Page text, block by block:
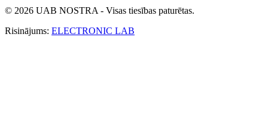
© 2026 UAB NOSTRA - Visas tiesības paturētas.
Risinājums: ELECTRONIC LAB